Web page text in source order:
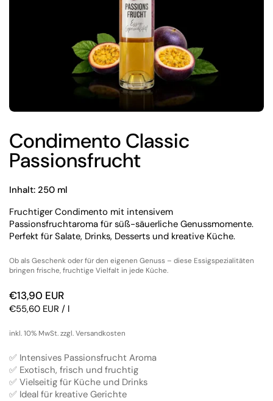
Condimento Classic
Passionsfrucht
Inhalt: 250 ml
Fruchtiger Condimento mit intensivem
Passionsfruchtaroma für süß-säuerliche Genussmomente.
Perfekt für Salate, Drinks, Desserts und kreative Küche.
Ob als Geschenk oder für den eigenen Genuss – diese Essigspezialitäten
bringen frische, fruchtige Vielfalt in jede Küche.
Regulärer Preis
€13,90 EUR
Stückpreis
€55,60 EUR / l
inkl. 10% MwSt. zzgl. Versandkosten
✅ Intensives Passionsfrucht Aroma
✅ Exotisch, frisch und fruchtig
✅ Vielseitig für Küche und Drinks
✅ Ideal für kreative Gerichte